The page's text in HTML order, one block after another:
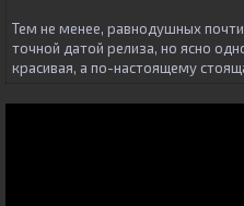
Тем не менее, равнодушных
точной датой релиза, но ясно
красивая, а по-настоящему